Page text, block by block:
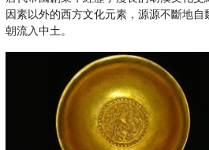
因素以外的西方文化元素，源源不斷地自
朝流入中土。